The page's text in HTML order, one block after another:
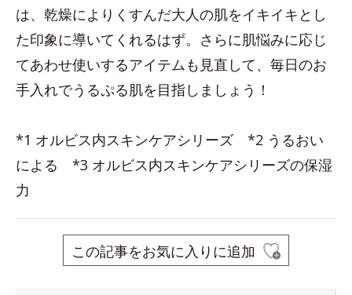
は、乾燥によりくすんだ大人の肌をイキイキとし
た印象に導いてくれるはず。さらに肌悩みに応じ
てあわせ使いするアイテムも見直して、毎日のお
手入れでうるぷる肌を目指しましょう！
*1 オルビス内スキンケアシリーズ *2 うるおい
による *3 オルビス内スキンケアシリーズの保湿
力
この記事をお気に入りに追加